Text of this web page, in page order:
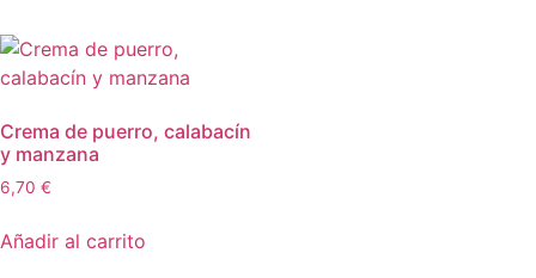
Crema de puerro, calabacín
y manzana
6,70 €
Añadir al carrito